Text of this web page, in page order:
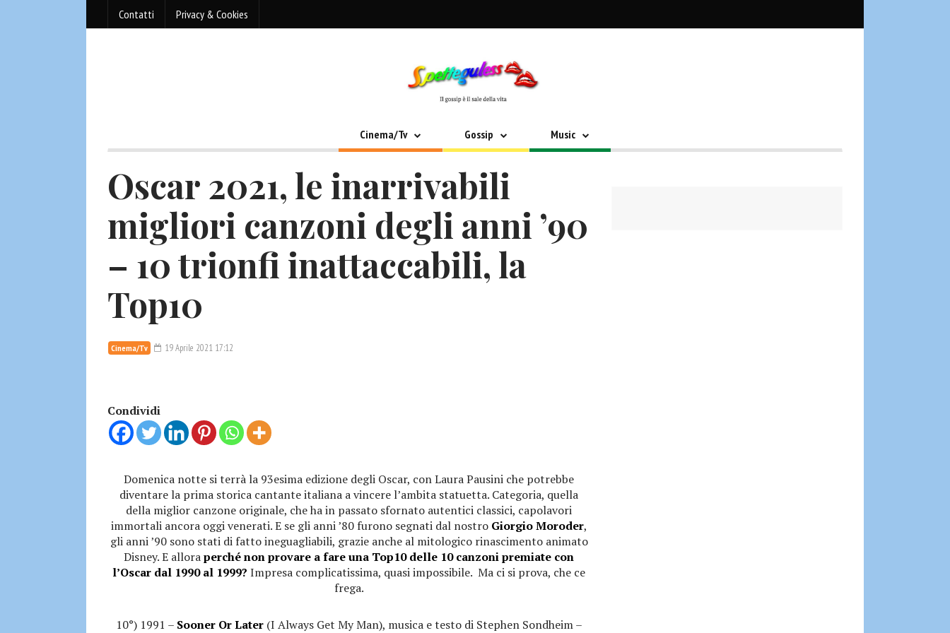
Contatti Privacy & Cookies
Cinema/Tv Gossip Music
Oscar 2021, le inarrivabili
migliori canzoni degli anni ’90
– 10 trionfi inattaccabili, la
Top10
Cinema/Tv 19 Aprile 2021 17:12
Condividi
Domenica notte si terrà la 93esima edizione degli Oscar, con Laura Pausini che potrebbe
diventare la prima storica cantante italiana a vincere l’ambita statuetta. Categoria, quella
della miglior canzone originale, che ha in passato sfornato autentici classici, capolavori
immortali ancora oggi venerati. E se gli anni ’80 furono segnati dal nostro Giorgio Moroder,
gli anni ’90 sono stati di fatto ineguagliabili, grazie anche al mitologico rinascimento animato
Disney. E alloraperché non provare a fare una Top10 delle 10 canzoni premiate con
l’Oscar dal 1990 al 1999? Impresa complicatissima, quasi impossibile. Ma ci si prova, che ce
frega.
10°) 1991 – Sooner Or Later(I Always Get My Man), musica e testo di Stephen Sondheim –